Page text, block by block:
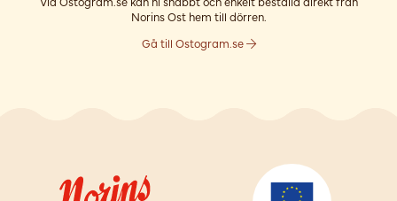
Norins Ost hem till dörren.
Gå till Ostogram.se